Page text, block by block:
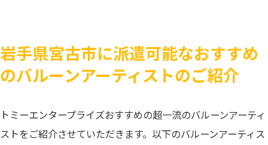
岩手県宮古市に派遣可能なおすすめ
のバルーンアーティストのご紹介
トミーエンタープライズおすすめの超一流のバルーンアーティ
ストをご紹介させていただきます。以下のバルーンアーティス